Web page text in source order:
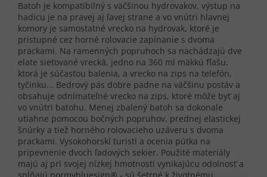
Batoh je kompatibilný s väčšinou hydrovakov, výstup na
hadicu je na pravej aj ľavej strane a vo vnútri hlavnej
komory je samostatné vrecko na hydrovak, ktoré je
prístupné cez horné rolovacie zapínanie s dvoma
prackami. Na ramenných popruhoch sa nachádzajú dve
elate sieťované vrecká, jedno na 360 ml mäkkú fľašu,
ktorá je súčasťou balenia, a vrecko na zips na telefón,
tyčinku... Bedrový pás dobre padne na väčšinu postáv a
obsahuje odnímateľné vrecko na zips, ktoré môže byť aj
vo vnútri batohu. Menej zbalený batoh sa dokonale
utiahne pomocou bočných popruhov, prednej elastickej
šnúrky a tiež horného rolovacieho uzáveru s dvoma
prackami. Vysokohorskí turisti a ocenia pútka na
pripevnenie dvoch ľadových sekier. Použité materiály
majú aj pri svojej nízkej hmotnosti vynikajúcu odolnosť a